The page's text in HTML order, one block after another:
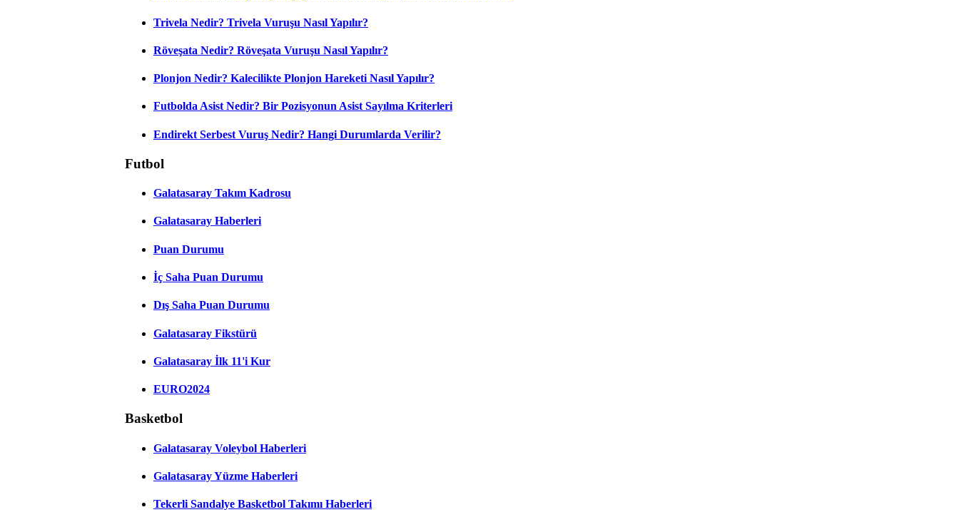
Trivela Nedir? Trivela Vuruşu Nasıl Yapılır?
Röveşata Nedir? Röveşata Vuruşu Nasıl Yapılır?
Plonjon Nedir? Kalecilikte Plonjon Hareketi Nasıl Yapılır?
Futbolda Asist Nedir? Bir Pozisyonun Asist Sayılma Kriterleri
Endirekt Serbest Vuruş Nedir? Hangi Durumlarda Verilir?
Futbol
Galatasaray Takım Kadrosu
Galatasaray Haberleri
Puan Durumu
İç Saha Puan Durumu
Dış Saha Puan Durumu
Galatasaray Fikstürü
Galatasaray İlk 11'i Kur
EURO2024
Basketbol
Galatasaray Voleybol Haberleri
Galatasaray Yüzme Haberleri
Tekerli Sandalye Basketbol Takımı Haberleri